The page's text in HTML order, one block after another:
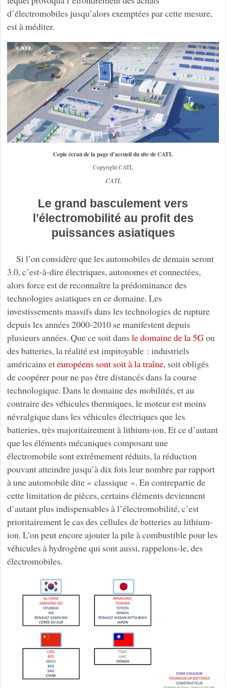
d’électromobiles jusqu’alors exemptées par cette mesure,
est à méditer.
Copie écran de la page d’accueil du site de CATL
Copyright CATL
CATL
Le grand basculement vers
l’électromobilité au profit des
puissances asiatiques
Si l’on considère que les automobiles de demain seront
3.0, c’est-à-dire électriques, autonomes et connectées,
alors force est de reconnaître la prédominance des
technologies asiatiques en ce domaine. Les
investissements massifs dans les technologies de rupture
depuis les années 2000-2010 se manifestent depuis
plusieurs années. Que ce soit dans le domaine de la 5Gou
des batteries, la réalité est impitoyable : industriels
américains eteuropéens sont soit à la traîne, soit obligés
de coopérer pour ne pas être distancés dans la course
technologique. Dans le domaine des mobilités, et au
contraire des véhicules thermiques, le moteur est moins
névralgique dans les véhicules électriques que les
batteries, très majoritairement à lithium-ion. Et ce d’autant
que les éléments mécaniques composant une
électromobile sont extrêmement réduits, la réduction
pouvant atteindre jusqu’à dix fois leur nombre par rapport
à une automobile dite « classique ». En contrepartie de
cette limitation de pièces, certains éléments deviennent
d’autant plus indispensables à l’électromobilité, c’est
prioritairement le cas des cellules de batteries au lithium-
ion. L’on peut encore ajouter la pile à combustible pour les
véhicules à hydrogène qui sont aussi, rappelons-le, des
électromobiles.